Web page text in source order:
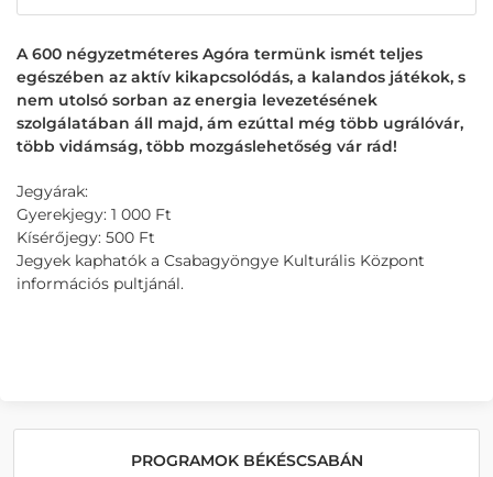
A 600 négyzetméteres Agóra termünk ismét teljes
egészében az aktív kikapcsolódás, a kalandos játékok, s
nem utolsó sorban az energia levezetésének
szolgálatában áll majd, ám ezúttal még több ugrálóvár,
több vidámság, több mozgáslehetőség vár rád!
Jegyárak:
Gyerekjegy: 1 000 Ft
Kísérőjegy: 500 Ft
Jegyek kaphatók a Csabagyöngye Kulturális Központ
információs pultjánál.
PROGRAMOK BÉKÉSCSABÁN